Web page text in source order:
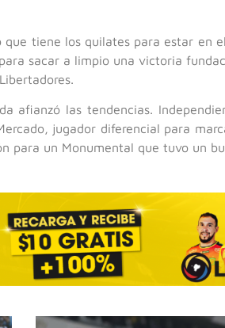
que tiene los quilates para estar en
sacar a limpio una victoria
afianzó las tendencias.
jugador diferencial para
para un Monumental que tuvo un